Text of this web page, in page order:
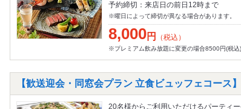
予約締切：来店日の前日12時まで
※曜日によって締切が異なる場合があります。
8,000円 （税込）
※プレミアム飲み放題に変更の場合8500円(税込)
【歓送迎会・同窓会プラン 立食ビュッフェコース
20名様からご利用いただけるパーティ